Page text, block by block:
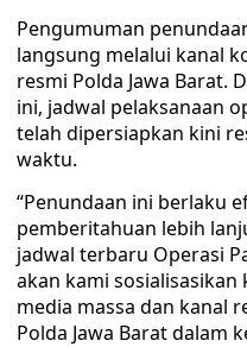
Pengumuman
langsung melalui kanal
resmi Polda Jawa Barat.
ini, jadwal pelaksanaan
telah dipersiapkan kini
waktu.
“Penundaan ini berlaku
pemberitahuan lebih
jadwal terbaru Operasi
akan kami
media massa dan kanal
Polda Jawa Barat dalam